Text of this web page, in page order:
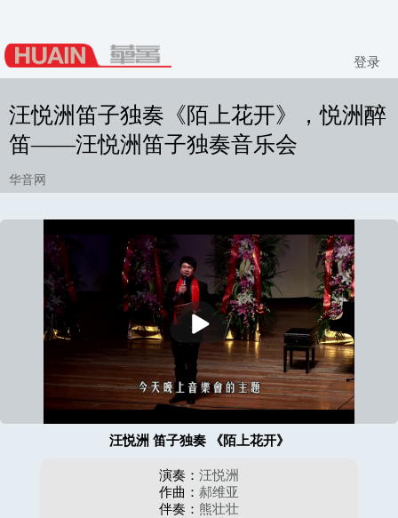
登录
汪悦洲笛子独奏《陌上花开》，悦洲醉
笛——汪悦洲笛子独奏音乐会
华音网
放
汪悦洲 笛子独奏 《陌上花开》
演奏： 汪悦洲
作曲： 郝维亚
伴奏： 熊壮壮